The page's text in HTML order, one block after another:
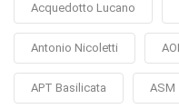
Acquedotto Lucano
Antonio Nicoletti
APT Basilicata ASM